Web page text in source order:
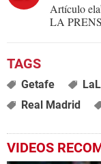
Artículo
LA
Getafe
Real Madrid
VIDEOS